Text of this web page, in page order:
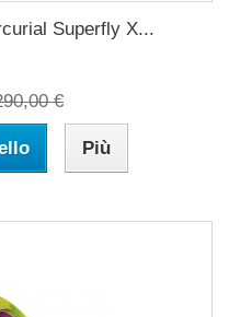
Superfly X...
€
Più